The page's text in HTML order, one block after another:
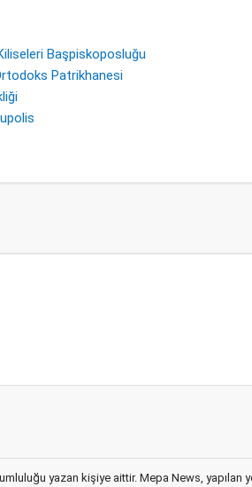
Başpiskoposluğu
Patrikhanesi
yazan kişiye aittir. Mepa News,